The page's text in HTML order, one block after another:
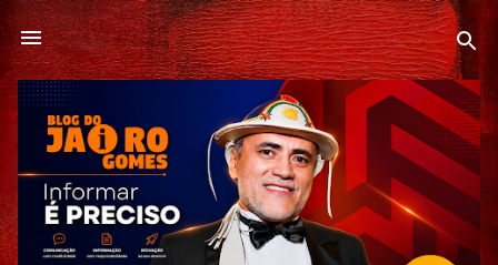
Pular para o conteúdo principal